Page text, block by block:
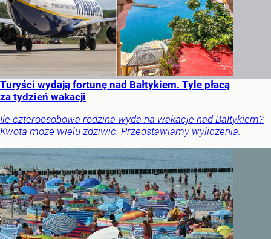
Turyści wydają fortunę nad Bałtykiem. Tyle płacą
za tydzień wakacji
Ile czteroosobowa rodzina wyda na wakacje nad Bałtykiem?
Kwota może wielu zdziwić. Przedstawiamy wyliczenia.